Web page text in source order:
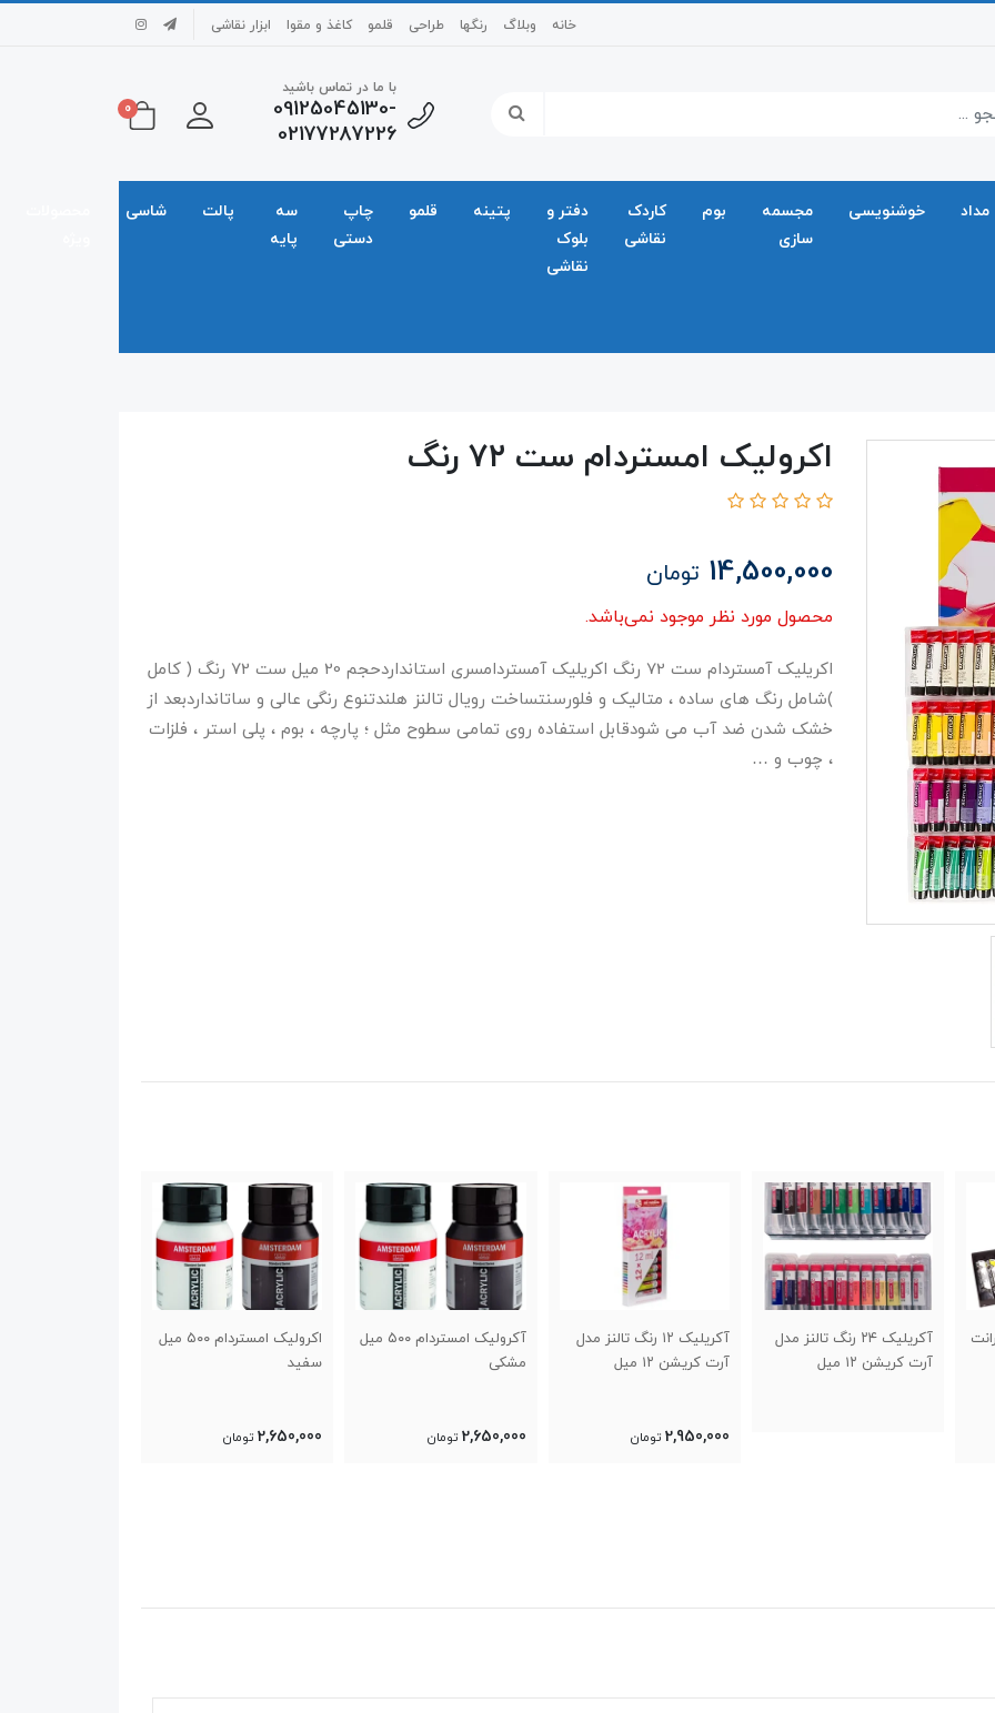
خانه وبلاگ رنگها طراحی قلمو کاغذ و مقوا ابزار نقاشی
با ما در تماس باشید
09125045130-
02177287226
0
مداد خوشنویسی
مجسمه
سازی
بوم
کاردک
نقاشی
دفتر و
بلوک
نقاشی
پتینه قلمو
چاپ
دستی
سه
پایه
پالت شاسی
اکرولیک امستردام ست ۷۲ رنگ
14,500,000 تومان
محصول مورد نظر موجود نمی‌باشد.
اکریلیک آمستردام ست 72 رنگ اکریلیک آمستردامسری استانداردحجم 20 میل ست 72 رنگ ( کامل
)شامل رنگ های ساده ، متالیک و فلورسنتساخت رویال تالنز هلندتنوع رنگی عالی و ساتانداردبعد از
خشک شدن ضد آب می شودقابل استفاده روی تمامی سطوح مثل ؛ پارچه ، بوم ، پلی استر ، فلزات
، چوب و …
مدل
آکریلیک ۱۲ رنگ تالنز مدل
آرت کریشن ۱۲ میل
آکرولیک امستردام ۵۰۰ میل
مشکی
2,650,000 تومان
اکرولیک امستردام ۵۰۰ میل
سفید
2,650,000 تومان
ست رنگ اکرولیک ۱۰ رنگ
ونگوگ
5,950,000 تومان